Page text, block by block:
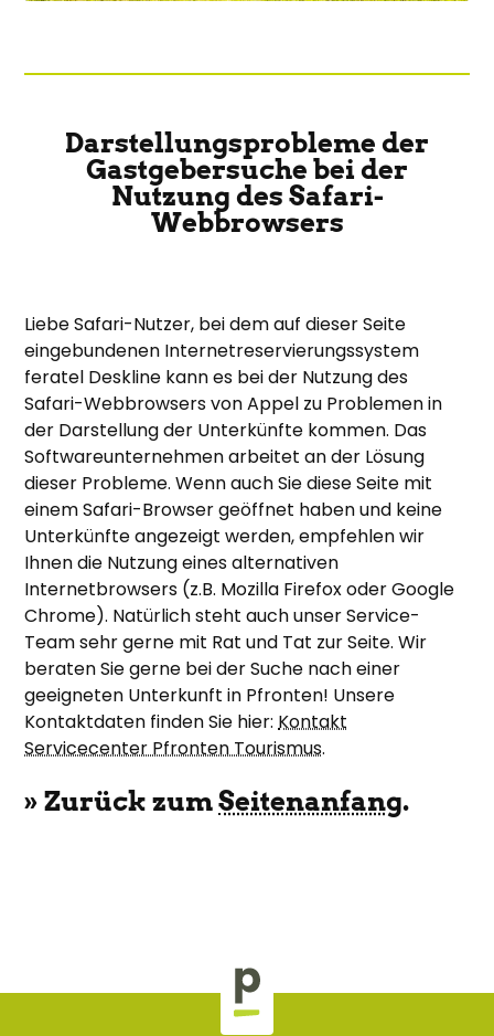
Darstellungsprobleme der
Gastgebersuche bei der
Nutzung des Safari-
Webbrowsers
Liebe Safari-Nutzer, bei dem auf dieser Seite
eingebundenen Internetreservierungssystem
feratel Deskline kann es bei der Nutzung des
Safari-Webbrowsers von Appel zu Problemen in
der Darstellung der Unterkünfte kommen. Das
Softwareunternehmen arbeitet an der Lösung
dieser Probleme. Wenn auch Sie diese Seite mit
einem Safari-Browser geöffnet haben und keine
Unterkünfte angezeigt werden, empfehlen wir
Ihnen die Nutzung eines alternativen
Internetbrowsers (z.B. Mozilla Firefox oder Google
Chrome). Natürlich steht auch unser Service-
Team sehr gerne mit Rat und Tat zur Seite. Wir
beraten Sie gerne bei der Suche nach einer
geeigneten Unterkunft in Pfronten! Unsere
Kontaktdaten finden Sie hier:Kontakt
Servicecenter Pfronten Tourismus.
» Zurück zumSeitenanfang.